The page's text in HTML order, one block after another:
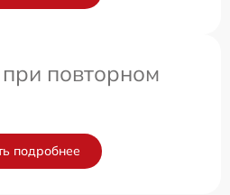
повторном
подробнее